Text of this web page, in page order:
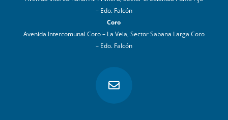
– Edo. Falcón
Coro
Avenida Intercomunal Coro – La Vela, Sector Sabana Larga Coro
– Edo. Falcón
